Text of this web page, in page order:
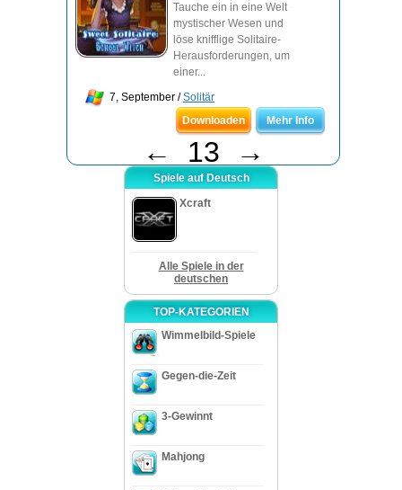
Tauche ein in eine Welt
mystischer Wesen und
löse knifflige Solitaire-
Herausforderungen, um
einer...
7, September /Solitär
Downloaden
Mehr Info
← 13 →
Spiele auf Deutsch
Xcraft
Alle Spiele in der
deutschen
TOP-KATEGORIEN
Wimmelbild-Spiele
Gegen-die-Zeit
3-Gewinnt
Mahjong